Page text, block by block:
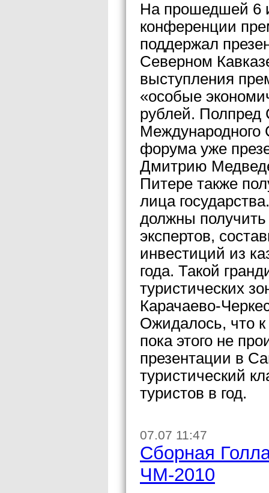
На прошедшей 6
конференции
поддержал
Северном
выступления
«особые
рублей.
Международного
форума уже
Дмитрию
Питере также
лица
должны получить
экспертов,
инвестиций из
года. Такой
туристических
Карачаево-
Ожидалось, что к
пока этого не
презентации в
туристический
туристов в год.
07.07 11:47
Сборная
ЧМ-2010